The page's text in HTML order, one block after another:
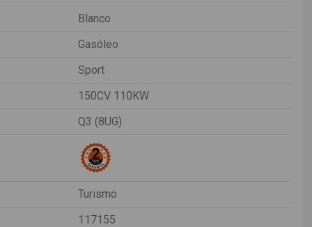
Blanco
Gasóleo
Sport
150CV 110KW
Q3 (8UG)
Turismo
117155